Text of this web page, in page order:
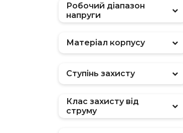
Робочий діапазон
напруги
Матеріал корпусу
Ступінь захисту
Клас захисту від
струму